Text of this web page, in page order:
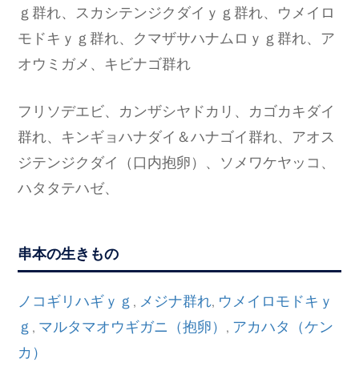
ｇ群れ、スカシテンジクダイｙｇ群れ、ウメイロ
モドキｙｇ群れ、クマザサハナムロｙｇ群れ、ア
オウミガメ、キビナゴ群れ
フリソデエビ、カンザシヤドカリ、カゴカキダイ
群れ、キンギョハナダイ＆ハナゴイ群れ、アオス
ジテンジクダイ（口内抱卵）、ソメワケヤッコ、
ハタタテハゼ、
串本の生きもの
ノコギリハギｙｇ , メジナ群れ, ウメイロモドキｙ
ｇ , マルタマオウギガニ（抱卵） , アカハタ（ケン
カ）